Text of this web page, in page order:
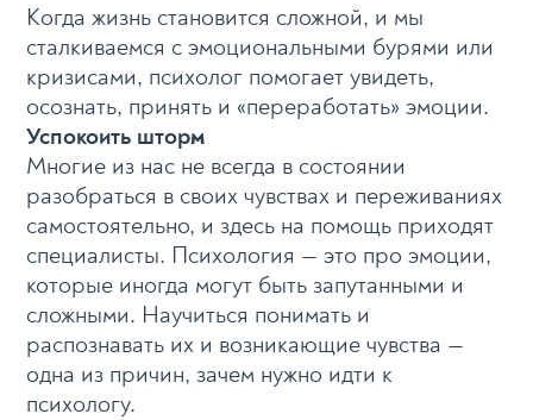
Когда жизнь становится сложной, и мы
сталкиваемся с эмоциональными бурями или
кризисами, психолог помогает увидеть,
осознать, принять и «переработать» эмоции.
Успокоить шторм
Многие из нас не всегда в состоянии
разобраться в своих чувствах и переживаниях
самостоятельно, и здесь на помощь приходят
специалисты. Психология — это про эмоции,
которые иногда могут быть запутанными и
сложными. Научиться понимать и
распознавать их и возникающие чувства —
одна из причин, зачем нужно идти к
психологу.